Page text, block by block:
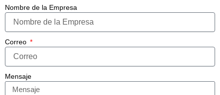
Nombre de la Empresa
Correo
Mensaje